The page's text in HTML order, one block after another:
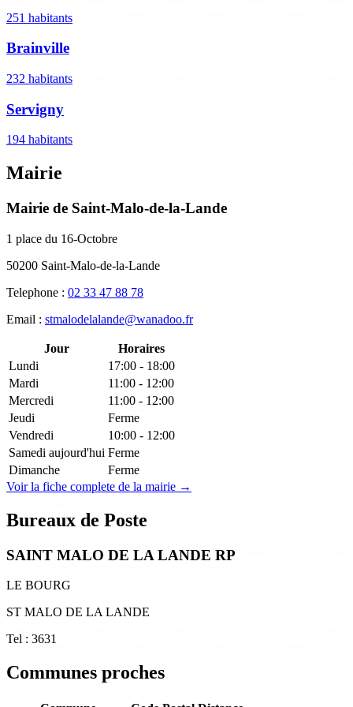
251 habitants
Brainville
232 habitants
Servigny
194 habitants
Mairie
Mairie de Saint-Malo-de-la-Lande
1 place du 16-Octobre
50200 Saint-Malo-de-la-Lande
Telephone : 02 33 47 88 78
Email : stmalodelalande@wanadoo.fr
Jour
Horaires
Lundi
17:00 - 18:00
Mardi
11:00 - 12:00
Mercredi
11:00 - 12:00
Jeudi
Ferme
Vendredi
10:00 - 12:00
Samedi aujourd'hui Ferme
Dimanche
Ferme
Voir la fiche complete de la mairie →
Bureaux de Poste
SAINT MALO DE LA LANDE RP
LE BOURG
ST MALO DE LA LANDE
Tel : 3631
Communes proches